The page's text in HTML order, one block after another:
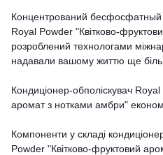
Концентрований бесфосфатный
Royal Powder "Квітково-
розроблений технологами
надавали вашому життю ще
Кондиціонер-обполіскувач
аромат з нотками амбри"
Компоненти у складі
Powder "Квітково-фруктовий